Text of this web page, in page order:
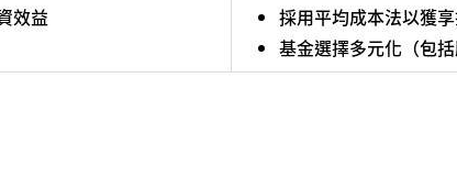
效益
採用平均成本法以獲
基金選擇多元化（包